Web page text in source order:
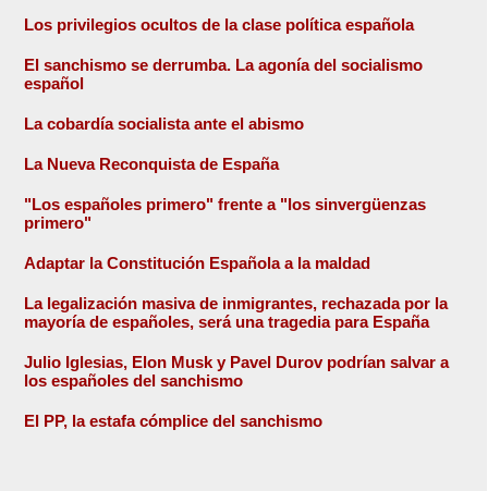
Los privilegios ocultos de la clase política española
El sanchismo se derrumba. La agonía del socialismo
español
La cobardía socialista ante el abismo
La Nueva Reconquista de España
"Los españoles primero" frente a "los sinvergüenzas
primero"
Adaptar la Constitución Española a la maldad
La legalización masiva de inmigrantes, rechazada por la
mayoría de españoles, será una tragedia para España
Julio Iglesias, Elon Musk y Pavel Durov podrían salvar a
los españoles del sanchismo
El PP, la estafa cómplice del sanchismo